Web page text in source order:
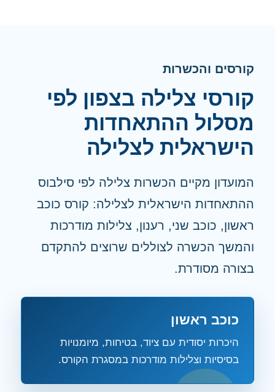
קורסים והכשרות
קורסי צלילה בצפון לפי
מסלול ההתאחדות
הישראלית לצלילה
המועדון מקיים הכשרות צלילה לפי סילבוס
ההתאחדות הישראלית לצלילה: קורס כוכב
ראשון, כוכב שני, רענון, צלילות מודרכות
והמשך הכשרה לצוללים שרוצים להתקדם
בצורה מסודרת.
כוכב ראשון
היכרות יסודית עם ציוד, בטיחות, מיומנויות
בסיסיות וצלילות מודרכות במסגרת הקורס.